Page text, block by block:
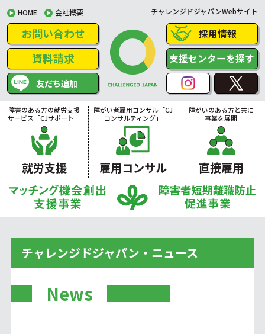
HOME 会社概要 チャレンジドジャパンWebサイト
お問い合わせ
資料請求
友だち追加
採用情報
支援センターを探す
障害のある方の就労支援
サービス「CJサポート」
就労支援
障がい者雇用コンサル「CJ
コンサルティング」
雇用コンサル
障がいのある方と共に
事業を展開
直接雇用
チャレンジドジャパン・ニュース
News